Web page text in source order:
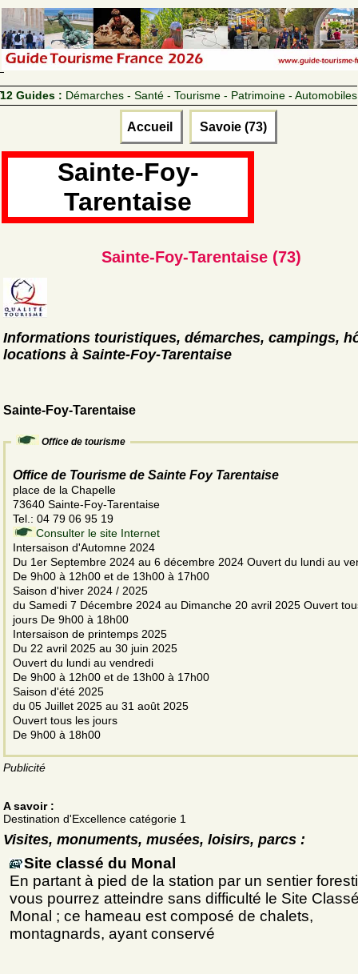
12 Guides : Démarches - Santé - Tourisme - Patrimoine - Automobiles
Accueil Savoie (73)
Sainte-Foy-
Tarentaise
Sainte-Foy-Tarentaise (73)
Informations touristiques, démarches, campings,
locations à Sainte-Foy-Tarentaise
Sainte-Foy-Tarentaise
Office de tourisme
Office de Tourisme de Sainte Foy Tarentaise
place de la Chapelle
73640 Sainte-Foy-Tarentaise
Tel.: 04 79 06 95 19
Consulter le site Internet
Intersaison d'Automne 2024
Du 1er Septembre 2024 au 6 décembre 2024 Ouvert du lundi au
De 9h00 à 12h00 et de 13h00 à 17h00
Saison d'hiver 2024 / 2025
du Samedi 7 Décembre 2024 au Dimanche 20 avril 2025 Ouvert
jours De 9h00 à 18h00
Intersaison de printemps 2025
Du 22 avril 2025 au 30 juin 2025
Ouvert du lundi au vendredi
De 9h00 à 12h00 et de 13h00 à 17h00
Saison d'été 2025
du 05 Juillet 2025 au 31 août 2025
Ouvert tous les jours
De 9h00 à 18h00
Publicité
A savoir :
Destination d'Excellence catégorie 1
Visites, monuments, musées, loisirs, parcs :
Site classé du Monal
En partant à pied de la station par un sentier
vous pourrez atteindre sans difficulté le Site
Monal ; ce hameau est composé de chalets,
montagnards, ayant conservé